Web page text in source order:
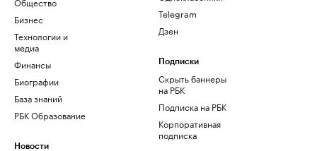
Бизнес
Технологии и
медиа
Финансы
Биографии
База знаний
РБК Образование
Новости
Telegram
Дзен
Подписки
Скрыть баннеры
на РБК
Подписка на РБК
Корпоративная
подписка